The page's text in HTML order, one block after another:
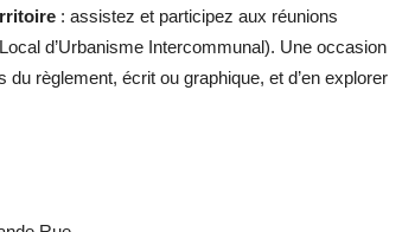
: assistez et participez aux réunions
d’Urbanisme Intercommunal). Une occasion
règlement, écrit ou graphique, et d’en explorer